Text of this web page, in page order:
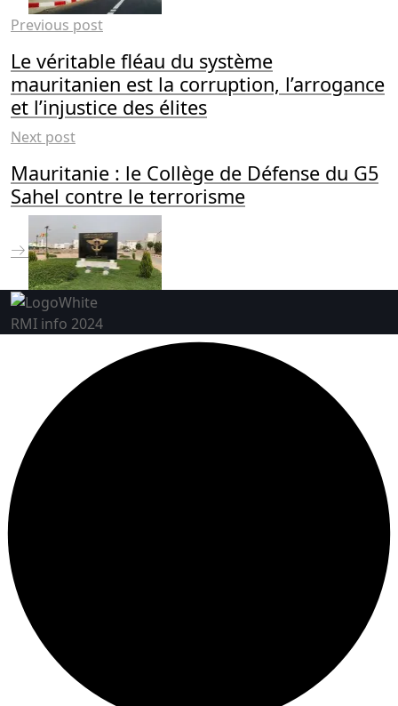
Previous post
Le véritable fléau du système
mauritanien est la corruption, l’arrogance
et l’injustice des élites
Next post
Mauritanie : le Collège de Défense du G5
Sahel contre le terrorisme
RMI info 2024